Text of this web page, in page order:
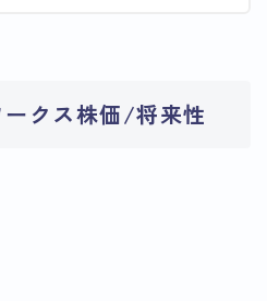
クス株価/将来性